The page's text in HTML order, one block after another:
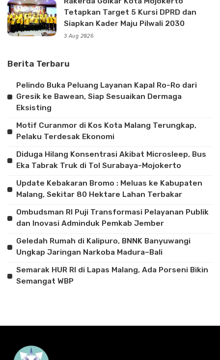
Tetapkan Target 5 Kursi DPRD dan
Siapkan Kader Maju Pilwali 2030
3 Aug 2026
Berita Terbaru
Pelindo Buka Peluang Layanan Kapal Ro-Ro dari
Gresik ke Bawean, Siap Sesuaikan Dermaga
Eksisting
Motif Curanmor di Kos Kota Malang Terungkap,
Pelaku Terdesak Ekonomi
Diduga Hilang Konsentrasi Akibat Microsleep, Bus
Eka Tabrak Truk di Tol Surabaya-Mojokerto
Update Kebakaran Bromo : Meluas ke Kabupaten
Malang, Sekitar 80 Hektare Lahan Terbakar
Ombudsman RI Puji Transformasi Pelayanan Publik
dan Inovasi Adminduk Pemkab Jember
Geledah Rumah di Kalipuro, BNNK Banyuwangi
Ungkap Jaringan Narkoba Madura–Bali
Semarak HUR RI di Lapas Malang, Ada Porseni Bikin
Semangat WBP